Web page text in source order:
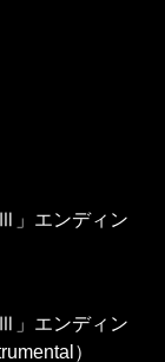
」エンディン
」エンディン
）